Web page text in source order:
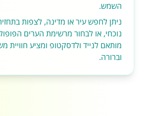
השמש.
ניתן לחפש עיר או מדינה, לצפות
נוכחי, או לבחור מרשימת הערים
מותאם לנייד ולדסקטופ ומציע חוויית
וברורה.